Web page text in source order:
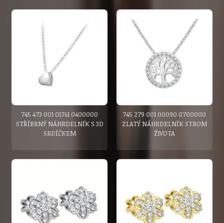
745 473 001 01761 0400000
STŘÍBRNÝ NÁHRDELNÍK S 3D
SRDÍČKEM
745 279 001 00090 0700000
ZLATÝ NÁHRDELNÍK STROM
ŽIVOTA